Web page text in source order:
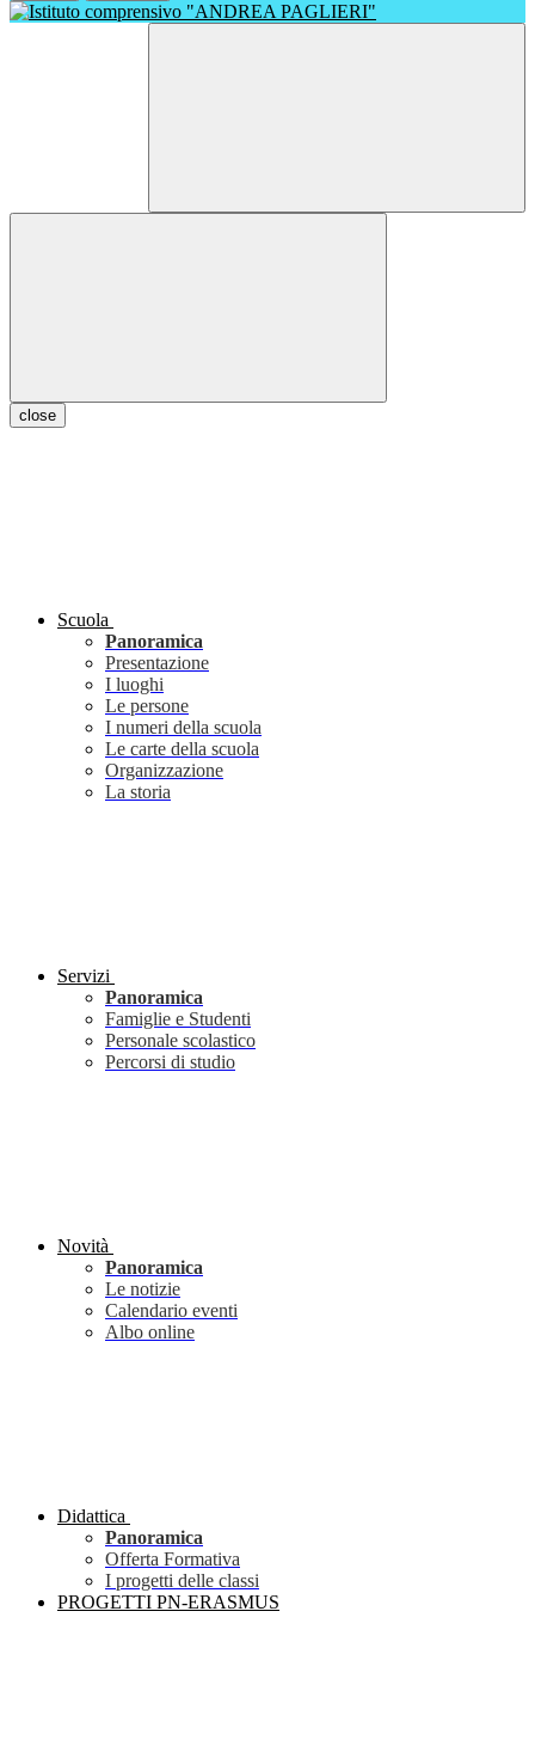
close
Scuola
Panoramica
Presentazione
I luoghi
Le persone
I numeri della scuola
Le carte della scuola
Organizzazione
La storia
Servizi
Panoramica
Famiglie e Studenti
Personale scolastico
Percorsi di studio
Novità
Panoramica
Le notizie
Calendario eventi
Albo online
Didattica
Panoramica
Offerta Formativa
I progetti delle classi
PROGETTI PN-ERASMUS